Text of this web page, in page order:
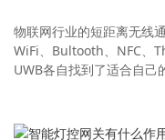
物联网行业的短距离无线
WiFi、Bultooth、NFC、
UWB各自找到了适合自己